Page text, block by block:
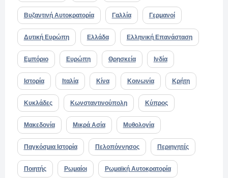
Βυζαντινή Αυτοκρατορία Γαλλία Γερμανοί
Δυτική Ευρώπη Ελλάδα Ελληνική Επανάσταση
Εμπόριο Ευρώπη Θρησκεία Ινδία
Ιστορία Ιταλία Κίνα Κοινωνία Κρήτη
Κυκλάδες Κωνσταντινούπολη Κύπρος
Μακεδονία Μικρά Ασία Μυθολογία
Παγκόσμια Ιστορία Πελοπόννησος Περιηγητές
Ποιητής Ρωμαίοι Ρωμαϊκή Αυτοκρατορία